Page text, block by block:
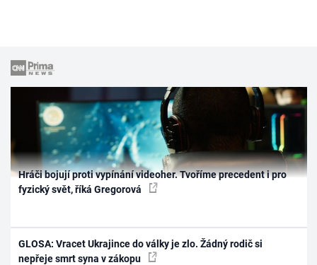
Hráči bojují proti vypínání videoher. Tvoříme precedent i pro
fyzický svět, říká Gregorová
GLOSA: Vracet Ukrajince do války je zlo. Žádný rodič si
nepřeje smrt syna v zákopu